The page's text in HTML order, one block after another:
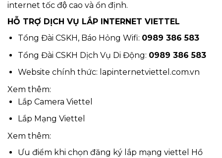
internet tốc độ cao và ổn định.
HỖ TRỢ DỊCH VỤ LẮP INTERNET VIETTEL
Tổng Đài CSKH, Báo Hỏng Wifi: 0989 386 583
Tổng Đài CSKH Dịch Vụ Di Động: 0989 386 583
Website chính thức: lapinternetviettel.com.vn
Xem thêm:
Lắp Camera Viettel
Lắp Mạng Viettel
Xem thêm:
Ưu điểm khi chọn đăng ký lắp mạng viettel Hồ